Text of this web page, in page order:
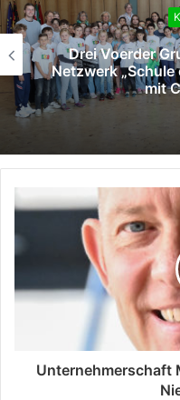
Drei Voerder
Netzwerk „Schule
mit
Unternehmerschaft